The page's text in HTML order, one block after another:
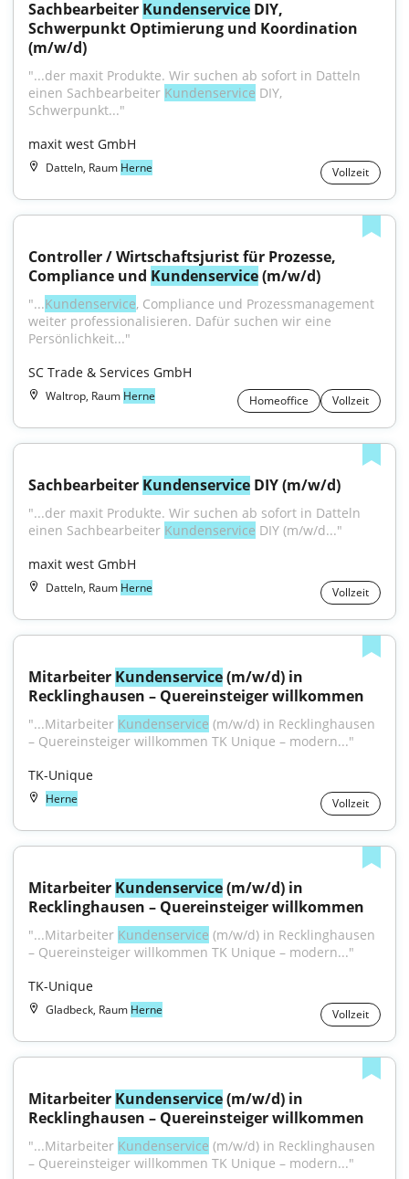
Sachbearbeiter Kundenservice DIY,
Schwerpunkt Optimierung und Koordination
(m/w/d)
"...der maxit Produkte. Wir suchen ab sofort in Datteln
einen Sachbearbeiter Kundenservice DIY,
Schwerpunkt..."
maxit west GmbH
Datteln, Raum Herne Vollzeit
Controller / Wirtschaftsjurist für Prozesse,
Compliance und Kundenservice (m/w/d)
"...Kundenservice, Compliance und Prozessmanagement
weiter professionalisieren. Dafür suchen wir eine
Persönlichkeit..."
SC Trade & Services GmbH
Waltrop, Raum Herne Homeoffice Vollzeit
Sachbearbeiter Kundenservice DIY (m/w/d)
"...der maxit Produkte. Wir suchen ab sofort in Datteln
einen Sachbearbeiter Kundenservice DIY (m/w/d..."
maxit west GmbH
Datteln, Raum Herne Vollzeit
Mitarbeiter Kundenservice (m/w/d) in
Recklinghausen – Quereinsteiger willkommen
"...Mitarbeiter Kundenservice (m/w/d) in Recklinghausen
– Quereinsteiger willkommen TK Unique – modern..."
TK-Unique
Herne Vollzeit
Mitarbeiter Kundenservice (m/w/d) in
Recklinghausen – Quereinsteiger willkommen
"...Mitarbeiter Kundenservice (m/w/d) in Recklinghausen
– Quereinsteiger willkommen TK Unique – modern..."
TK-Unique
Gladbeck, Raum Herne Vollzeit
Mitarbeiter Kundenservice (m/w/d) in
Recklinghausen – Quereinsteiger willkommen
"...Mitarbeiter Kundenservice (m/w/d) in Recklinghausen
– Quereinsteiger willkommen TK Unique – modern..."